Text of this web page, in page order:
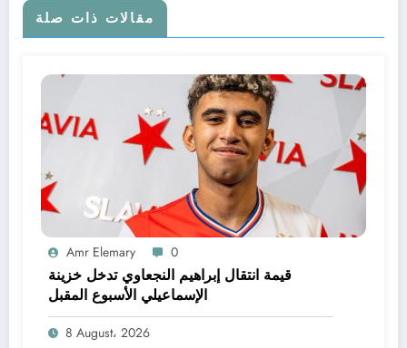
مقالات ذات صلة
Amr Elemary 0
قيمة انتقال إبراهيم النجعاوي تدخل خزينة
الإسماعيلي الأسبوع المقبل
8 August، 2026